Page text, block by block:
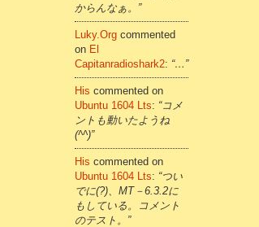
からんなぁ。”
Luky.org commented
on El
Capitanradioshark2: “…”
His commented on
Ubuntu 1604 Lts: “コメ
ントも動いたようね
(^^)”
His commented on
Ubuntu 1604 Lts: “つい
でに(?)、MT－6.3.2に
もしている。コメント
のテスト。”